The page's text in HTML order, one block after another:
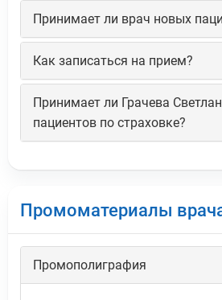
Принимает ли врач новых
Как записаться на прием?
Принимает ли Грачева
пациентов по страховке?
Промоматериалы
Промополиграфия